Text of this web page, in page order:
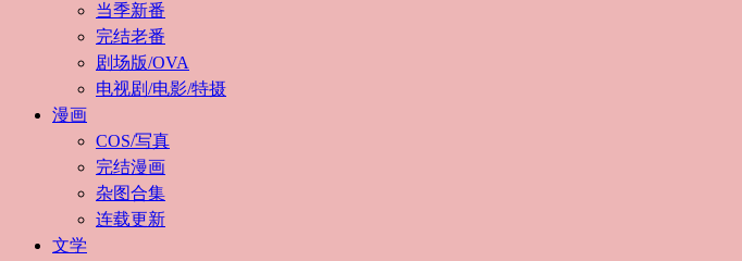
当季新番
完结老番
剧场版/OVA
电视剧/电影/特摄
漫画
COS/写真
完结漫画
杂图合集
连载更新
文学